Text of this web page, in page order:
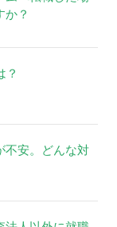
か？
？
不安。どんな対